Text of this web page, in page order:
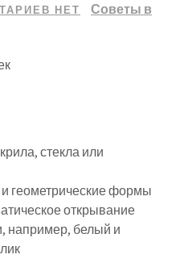
НЕТ
Советы в
стекла или
геометрические формы
открывание
например, белый и